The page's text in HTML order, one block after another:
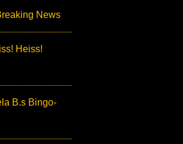
News
Heiss!
B.s Bingo-